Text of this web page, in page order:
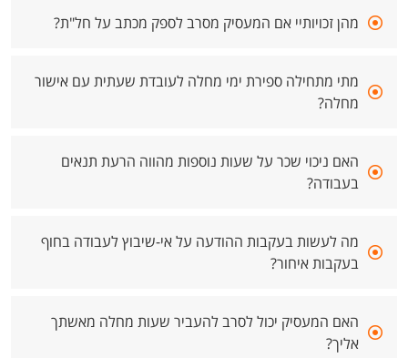
מהן זכויותיי אם המעסיק מסרב לספק מכתב על חל"ת?
מתי מתחילה ספירת ימי מחלה לעובדת שעתית עם אישור
מחלה?
האם ניכוי שכר על שעות נוספות מהווה הרעת תנאים
בעבודה?
מה לעשות בעקבות ההודעה על אי-שיבוץ לעבודה בחוף
בעקבות איחור?
האם המעסיק יכול לסרב להעביר שעות מחלה מאשתך
אליך?